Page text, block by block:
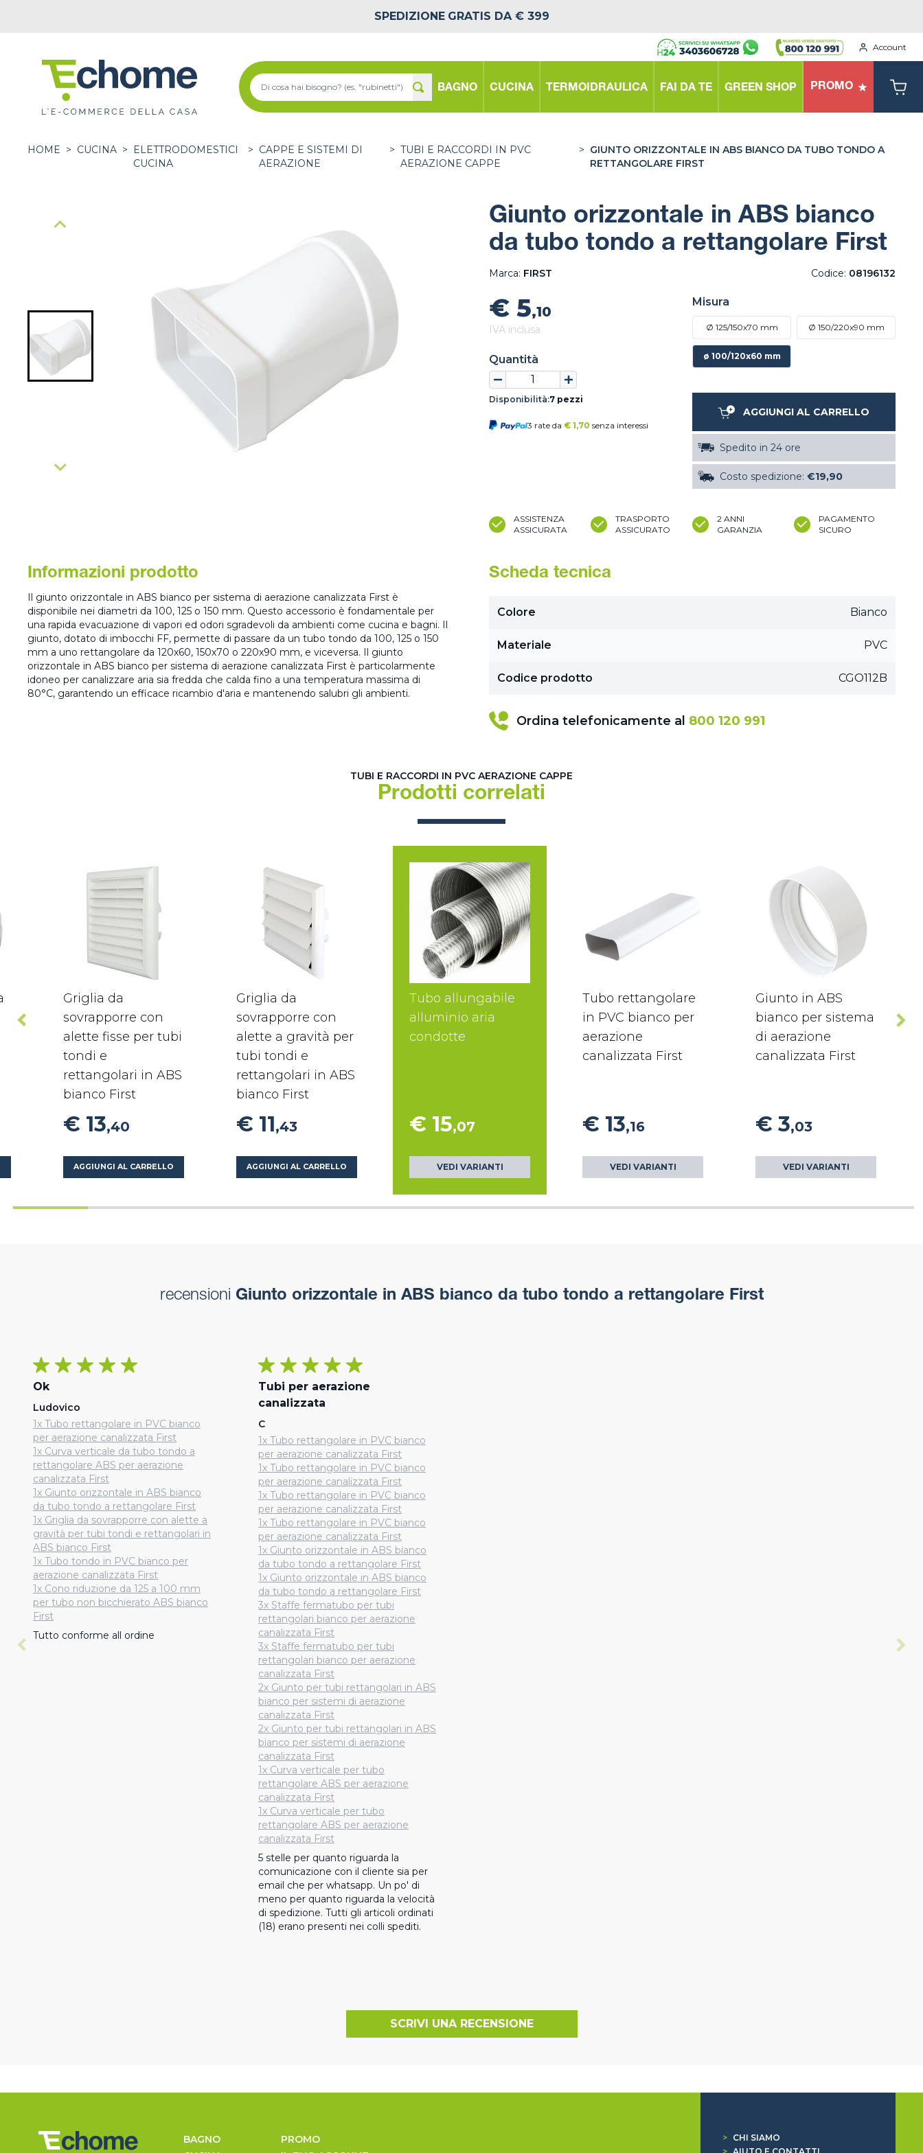
SPEDIZIONE GRATIS DA € 399
Account
BAGNO CUCINA TERMOIDRAULICA FAI DA TE GREEN SHOP PROMO
HOME > CUCINA >
ELETTRODOMESTICI
CUCINA
> CAPPE E SISTEMI DI
AERAZIONE
> TUBI E RACCORDI IN PVC
AERAZIONE CAPPE
> GIUNTO ORIZZONTALE IN ABS BIANCO DA TUBO TONDO A
RETTANGOLARE FIRST
Giunto orizzontale in ABS bianco
da tubo tondo a rettangolare First
Marca: FIRST Codice: 08196132
€ 5,10
IVA inclusa
Quantità
Disponibilità:7 pezzi
3 rate da € 1,70 senza interessi
Misura
Ø 125/150x70 mm Ø 150/220x90 mm
ø 100/120x60 mm
AGGIUNGI AL CARRELLO
Spedito in 24 ore
Costo spedizione: €19,90
ASSISTENZA
ASSICURATA
TRASPORTO
ASSICURATO
2 ANNI
GARANZIA
PAGAMENTO
SICURO
Informazioni prodotto
Il giunto orizzontale in ABS bianco per sistema di aerazione canalizzata First è
disponibile nei diametri da 100, 125 o 150 mm. Questo accessorio è fondamentale per
una rapida evacuazione di vapori ed odori sgradevoli da ambienti come cucina e bagni. Il
giunto, dotato di imbocchi FF, permette di passare da un tubo tondo da 100, 125 o 150
mm a uno rettangolare da 120x60, 150x70 o 220x90 mm, e viceversa. Il giunto
orizzontale in ABS bianco per sistema di aerazione canalizzata First è particolarmente
idoneo per canalizzare aria sia fredda che calda fino a una temperatura massima di
80°C, garantendo un efficace ricambio d'aria e mantenendo salubri gli ambienti.
Scheda tecnica
Colore Bianco
Materiale PVC
Codice prodotto CGO112B
Ordina telefonicamente al 800 120 991
TUBI E RACCORDI IN PVC AERAZIONE CAPPE
Prodotti correlati
Griglia da
sovrapporre con
alette fisse per tubi
tondi e
rettangolari in ABS
bianco First
€ 13,40
AGGIUNGI AL CARRELLO
Griglia da
sovrapporre con
alette a gravità per
tubi tondi e
rettangolari in ABS
bianco First
€ 11,43
AGGIUNGI AL CARRELLO
Tubo allungabile
alluminio aria
condotte
€ 15,07
VEDI VARIANTI
Tubo rettangolare
in PVC bianco per
aerazione
canalizzata First
€ 13,16
VEDI VARIANTI
Giunto in ABS
bianco per sistema
di aerazione
canalizzata First
€ 3,03
VEDI VARIANTI
recensioni Giunto orizzontale in ABS bianco da tubo tondo a rettangolare First
Ok
Ludovico
1x Tubo rettangolare in PVC bianco
per aerazione canalizzata First
1x Curva verticale da tubo tondo a
rettangolare ABS per aerazione
canalizzata First
1x Giunto orizzontale in ABS bianco
da tubo tondo a rettangolare First
1x Griglia da sovrapporre con alette a
gravità per tubi tondi e rettangolari in
ABS bianco First
1x Tubo tondo in PVC bianco per
aerazione canalizzata First
1x Cono riduzione da 125 a 100 mm
per tubo non bicchierato ABS bianco
First
Tutto conforme all ordine
Tubi per aerazione
canalizzata
C
1x Tubo rettangolare in PVC bianco
per aerazione canalizzata First
1x Tubo rettangolare in PVC bianco
per aerazione canalizzata First
1x Tubo rettangolare in PVC bianco
per aerazione canalizzata First
1x Tubo rettangolare in PVC bianco
per aerazione canalizzata First
1x Giunto orizzontale in ABS bianco
da tubo tondo a rettangolare First
1x Giunto orizzontale in ABS bianco
da tubo tondo a rettangolare First
3x Staffe fermatubo per tubi
rettangolari bianco per aerazione
canalizzata First
3x Staffe fermatubo per tubi
rettangolari bianco per aerazione
canalizzata First
2x Giunto per tubi rettangolari in ABS
bianco per sistemi di aerazione
canalizzata First
2x Giunto per tubi rettangolari in ABS
bianco per sistemi di aerazione
canalizzata First
1x Curva verticale per tubo
rettangolare ABS per aerazione
canalizzata First
1x Curva verticale per tubo
rettangolare ABS per aerazione
canalizzata First
5 stelle per quanto riguarda la
comunicazione con il cliente sia per
email che per whatsapp. Un po' di
meno per quanto riguarda la velocità
di spedizione. Tutti gli articoli ordinati
(18) erano presenti nei colli spediti.
SCRIVI UNA RECENSIONE
BAGNO
PROMO
>
CHI SIAMO